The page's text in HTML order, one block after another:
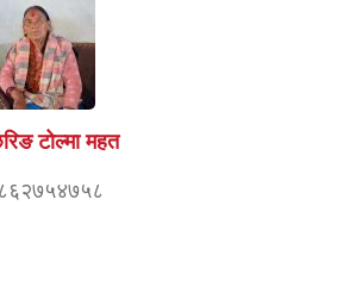
टोल्मा महत